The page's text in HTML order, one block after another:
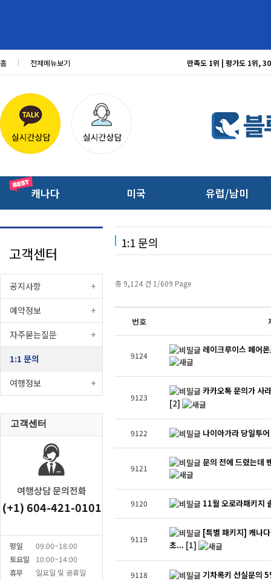
홈 전체메뉴보기 만족도 1위 | 평가도 1위,
캐나다 미국 유럽/남미
고객센터
공지사항
예약정보
자주묻는질문
1:1 문의
여행정보
고객센터
여행상담 문의전화
(+1) 604-421-0101
평일
09:00~18:00
토요일
10:00~14:00
휴무
일요일 및 공휴일
1:1 문의
총 9,124 건 1/609 Page
번호
9124
레이크루이스 페어
9123
카카오톡 문의가 사
[2]
9122 나이아가라 당일투
9121
문의 전에 드렸는데
9120 11월 오로라패키지
9119
[특별 패키지] 캐나
초... [1]
9118 기차록키 선실문의